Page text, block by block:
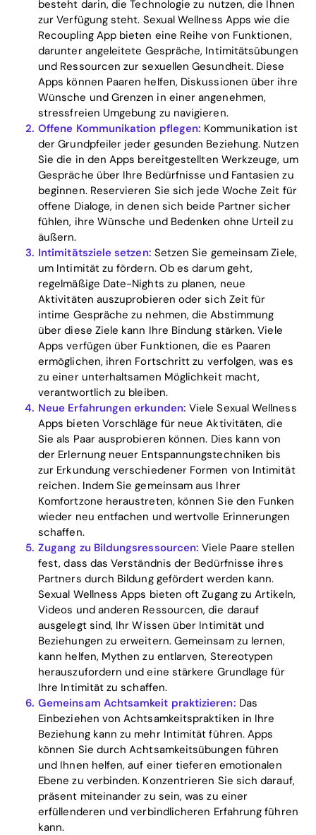
Home
Blog
Download
besteht darin, die Technologie zu nutzen, die Ihnen
zur Verfügung steht. Sexual Wellness Apps wie die
Recoupling App bieten eine Reihe von Funktionen,
darunter angeleitete Gespräche, Intimitätsübungen
und Ressourcen zur sexuellen Gesundheit. Diese
Apps können Paaren helfen, Diskussionen über ihre
Wünsche und Grenzen in einer angenehmen,
stressfreien Umgebung zu navigieren.
Offene Kommunikation pflegen: Kommunikation ist
der Grundpfeiler jeder gesunden Beziehung. Nutzen
Sie die in den Apps bereitgestellten Werkzeuge, um
Gespräche über Ihre Bedürfnisse und Fantasien zu
beginnen. Reservieren Sie sich jede Woche Zeit für
offene Dialoge, in denen sich beide Partner sicher
fühlen, ihre Wünsche und Bedenken ohne Urteil zu
äußern.
Intimitätsziele setzen: Setzen Sie gemeinsam Ziele,
um Intimität zu fördern. Ob es darum geht,
regelmäßige Date-Nights zu planen, neue
Aktivitäten auszuprobieren oder sich Zeit für
intime Gespräche zu nehmen, die Abstimmung
über diese Ziele kann Ihre Bindung stärken. Viele
Apps verfügen über Funktionen, die es Paaren
ermöglichen, ihren Fortschritt zu verfolgen, was es
zu einer unterhaltsamen Möglichkeit macht,
verantwortlich zu bleiben.
Neue Erfahrungen erkunden: Viele Sexual Wellness
Apps bieten Vorschläge für neue Aktivitäten, die
Sie als Paar ausprobieren können. Dies kann von
der Erlernung neuer Entspannungstechniken bis
zur Erkundung verschiedener Formen von Intimität
reichen. Indem Sie gemeinsam aus Ihrer
Komfortzone heraustreten, können Sie den Funken
wieder neu entfachen und wertvolle Erinnerungen
schaffen.
Zugang zu Bildungsressourcen: Viele Paare stellen
fest, dass das Verständnis der Bedürfnisse ihres
Partners durch Bildung gefördert werden kann.
Sexual Wellness Apps bieten oft Zugang zu Artikeln,
Videos und anderen Ressourcen, die darauf
ausgelegt sind, Ihr Wissen über Intimität und
Beziehungen zu erweitern. Gemeinsam zu lernen,
kann helfen, Mythen zu entlarven, Stereotypen
herauszufordern und eine stärkere Grundlage für
Ihre Intimität zu schaffen.
Gemeinsam Achtsamkeit praktizieren: Das
Einbeziehen von Achtsamkeitspraktiken in Ihre
Beziehung kann zu mehr Intimität führen. Apps
können Sie durch Achtsamkeitsübungen führen
und Ihnen helfen, auf einer tieferen emotionalen
Ebene zu verbinden. Konzentrieren Sie sich darauf,
präsent miteinander zu sein, was zu einer
erfüllenderen und verbindlicheren Erfahrung führen
kann.